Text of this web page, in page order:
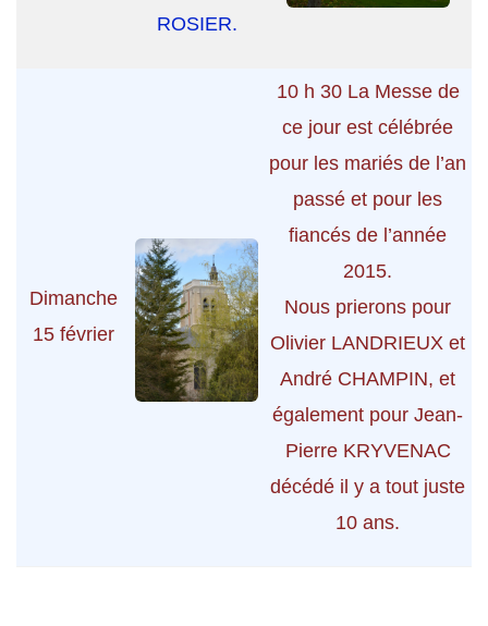
ROSIER.
Dimanche
15 février
10 h 30 La Messe de
ce jour est célébrée
pour les mariés de l’an
passé et pour les
fiancés de l’année
2015.
Nous prierons pour
Olivier LANDRIEUX et
André CHAMPIN, et
également pour Jean-
Pierre KRYVENAC
décédé il y a tout juste
10 ans.